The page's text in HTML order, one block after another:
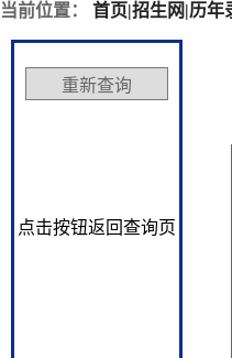
当前位置： 首页|招生网|历年
点击按钮返回查询页